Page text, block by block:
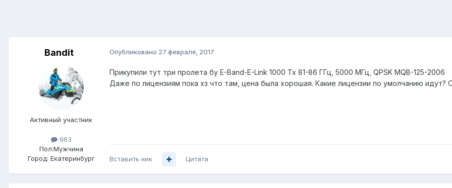
Bandit
Активный участник
963
Пол:Мужчина
Город: Екатеринбург
Опубликовано 27 февраля, 2017
Прикупили тут три пролета бу E-Band-E-Link 1000 Tx 81-86 ГГц, 5000 МГц, QPSK MQB-125-2006
Даже по лицензиям пока хз что там, цена была хорошая. Какие лицензии по умолчанию идут?
Вставить ник Цитата